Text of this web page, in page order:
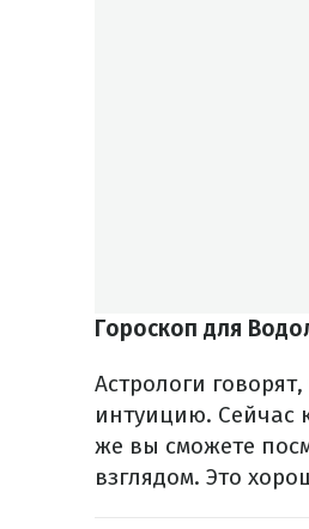
Гороскоп для
Астрологи
интуицию. Сейчас
же вы сможете
взглядом. Это